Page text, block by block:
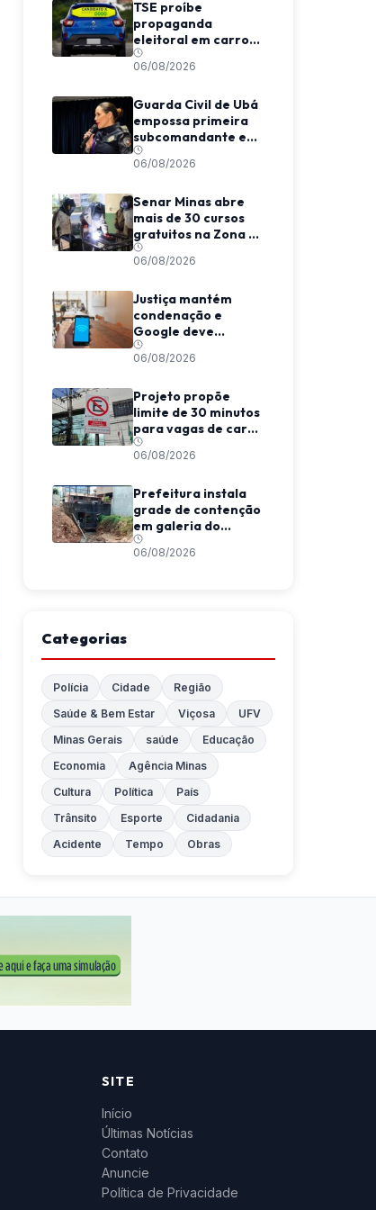
TSE proíbe
propaganda
eleitoral em carros
de aplicativo
durante transporte
06/08/2026
Guarda Civil de Ubá
empossa primeira
subcomandante e
cria estrutura
voltada à proteção
06/08/2026
Senar Minas abre
mais de 30 cursos
gratuitos na Zona da
Mata e Caparaó
06/08/2026
Justiça mantém
condenação e
Google deve
indenizar usuário
por invasão de e-
06/08/2026
Projeto propõe
limite de 30 minutos
para vagas de carga
e descarga em
Viçosa
06/08/2026
Prefeitura instala
grade de contenção
em galeria do
Córrego da
Conceição
06/08/2026
Categorias
Polícia Cidade
Região
Saúde & Bem Estar
Viçosa
UFV
Minas Gerais
saúde
Educação
Economia
Agência Minas
Cultura
Política
País
Trânsito
Esporte
Cidadania
Acidente
Tempo Obras
SITE
Início
Últimas Notícias
Contato
Anuncie
Política de Privacidade